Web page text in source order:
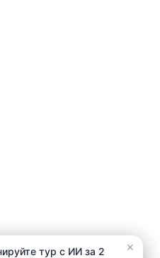
×
тур с ИИ за 2 ×
тур с ИИ за 2